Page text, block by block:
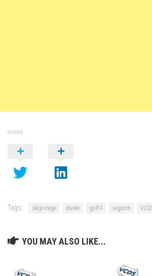
SHARE
Tags: dégivrage durée golf4 vagcom
YOU MAY ALSO LIKE...